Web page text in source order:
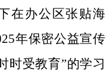
在办公区张贴海
年保密公益宣传
时受教育”的学习